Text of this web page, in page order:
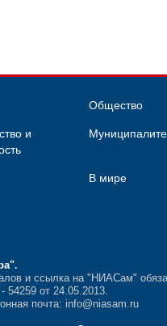
Общество
и
В мире
.
и ссылка на "НИАСам"
от 24.05.2013.
почта: info@niasam.ru